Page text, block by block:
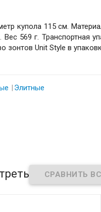
купола 115 см.
Вес 569 г. Транспортная
зонтов Unit Style в
Элитные